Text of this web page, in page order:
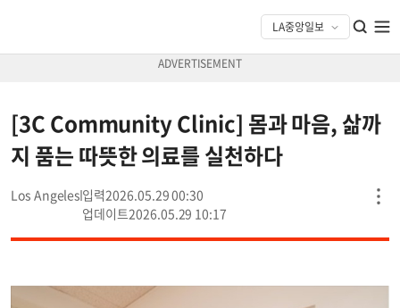
[3C Community Clinic] 몸과 마음, 삶까
지 품는 따뜻한 의료를 실천하다
Los Angeles
2026.05.29 00:30
2026.05.29 10:17